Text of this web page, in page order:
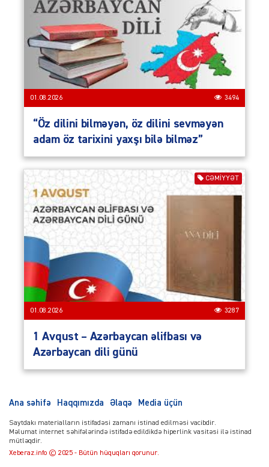
01.08.2026 3494
“Öz dilini bilməyən, öz dilini sevməyən
adam öz tarixini yaxşı bilə bilməz”
CƏMIYYƏT
01.08.2026 3287
1 Avqust – Azərbaycan əlifbası və
Azərbaycan dili günü
Ana səhifə Haqqımızda Əlaqə Media üçün
Saytdakı materialların istifadəsi zamanı istinad edilməsi vacibdir.
Məlumat internet səhifələrində istifadə edildikdə hiperlink vasitəsi ilə istinad
mütləqdir.
Xeberaz.info © 2025 - Bütün hüquqları qorunur.